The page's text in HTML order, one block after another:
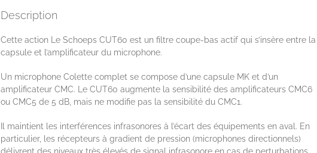
Description
Cette action Le Schoeps CUT60 est un filtre coupe-bas actif qui s’insère entre la
capsule et l’amplificateur du microphone.
Un microphone Colette complet se compose d’une capsule MK et d’un
amplificateur CMC. Le CUT60 augmente la sensibilité des amplificateurs CMC6
ou CMC5 de 5 dB, mais ne modifie pas la sensibilité du CMC1.
Il maintient les interférences infrasonores à l’écart des équipements en aval. En
particulier, les récepteurs à gradient de pression (microphones directionnels)